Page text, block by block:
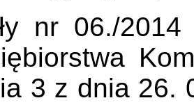
nr 06./
3 z dnia 26.